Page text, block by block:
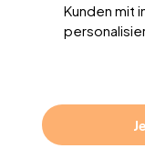
Kunden mit